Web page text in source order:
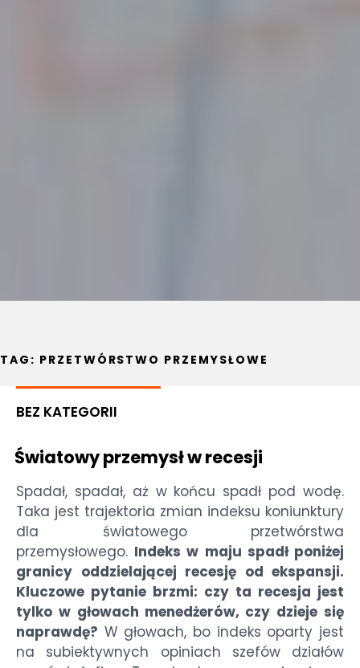
TAG: PRZETWÓRSTWO PRZEMYSŁOWE
BEZ KATEGORII
Światowy przemysł w recesji
Spadał, spadał, aż w końcu spadł pod wodę.
Taka jest trajektoria zmian indeksu koniunktury
dla światowego przetwórstwa
przemysłowego. Indeks w maju spadł poniżej
granicy oddzielającej recesję od ekspansji.
Kluczowe pytanie brzmi: czy ta recesja jest
tylko w głowach menedżerów, czy dzieje się
naprawdę? W głowach, bo indeks oparty jest
na subiektywnych opiniach szefów działów